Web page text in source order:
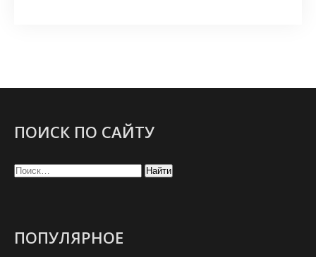
ПОИСК ПО САЙТУ
ПОПУЛЯРНОЕ